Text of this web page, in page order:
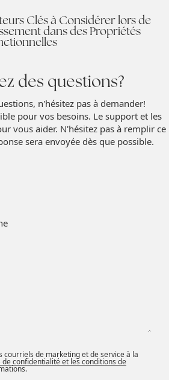
Clés à Considérer lors de
dans des Propriétés
des questions?
n'hésitez pas à demander!
pour vos besoins. Le support et les
vous aider. N'hésitez pas à remplir ce
sera envoyée dès que possible.
courriels de marketing et de service à la
de confidentialité et les conditions de